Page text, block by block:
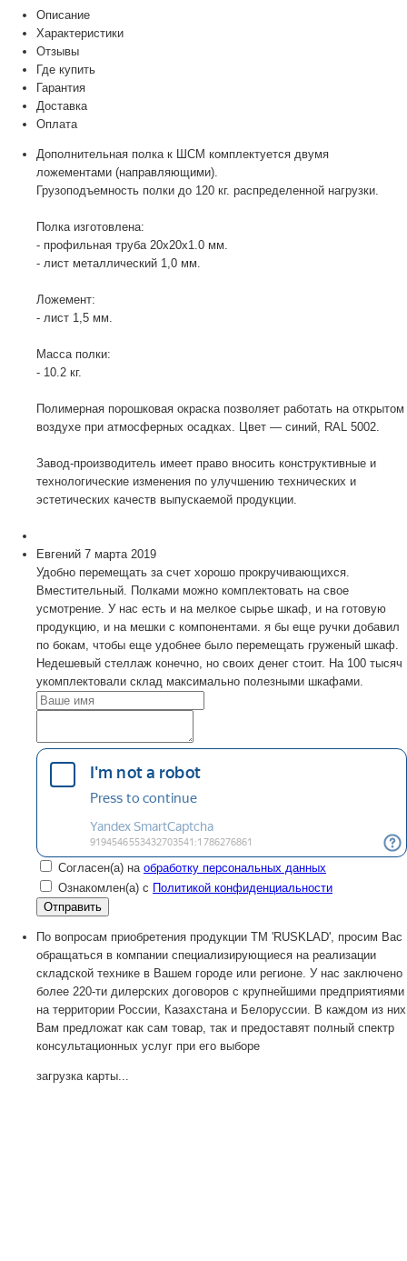
Описание
Характеристики
Отзывы
Где купить
Гарантия
Доставка
Оплата
Дополнительная полка к ШСМ комплектуется двумя
ложементами (направляющими).
Грузоподъемность полки до 120 кг. распределенной нагрузки.
Полка изготовлена:
- профильная труба 20х20х1.0 мм.
- лист металлический 1,0 мм.
Ложемент:
- лист 1,5 мм.
Масса полки:
- 10.2 кг.
Полимерная порошковая окраска позволяет работать на открытом
воздухе при атмосферных осадках. Цвет — синий, RAL 5002.
Завод-производитель имеет право вносить конструктивные и
технологические изменения по улучшению технических и
эстетических качеств выпускаемой продукции.
Евгений 7 марта 2019
Удобно перемещать за счет хорошо прокручивающихся.
Вместительный. Полками можно комплектовать на свое
усмотрение. У нас есть и на мелкое сырье шкаф, и на готовую
продукцию, и на мешки с компонентами. я бы еще ручки добавил
по бокам, чтобы еще удобнее было перемещать груженый шкаф.
Недешевый стеллаж конечно, но своих денег стоит. На 100 тысяч
укомплектовали склад максимально полезными шкафами.
Согласен(а) на обработку персональных данных
Ознакомлен(а) с Политикой конфиденциальности
По вопросам приобретения продукции TM 'RUSKLAD', просим Вас
обращаться в компании специализирующиеся на реализации
складской технике в Вашем городе или регионе. У нас заключено
более 220-ти дилерских договоров с крупнейшими предприятиями
на территории России, Казахстана и Белоруссии. В каждом из них
Вам предложат как сам товар, так и предоставят полный спектр
консультационных услуг при его выборе
загрузка карты...